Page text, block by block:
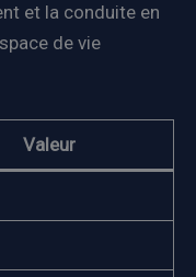
et la conduite en
de vie
Valeur